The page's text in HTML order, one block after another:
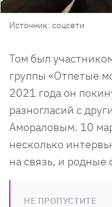
Источник: соцсети
Том был
группы «Отпетые
2021 года он
разногласий с
Амораловым. 10
несколько
на связь, и родные
НЕ ПРОПУСТИТЕ